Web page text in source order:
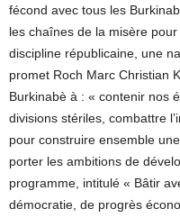
fécond avec tous les
les chaînes de la misère
discipline républicaine, une
promet Roch Marc Christian
Burkinabè à : « contenir nos
divisions stériles, combattre
pour construire ensemble
porter les ambitions de
programme, intitulé « Bâtir
démocratie, de progrès